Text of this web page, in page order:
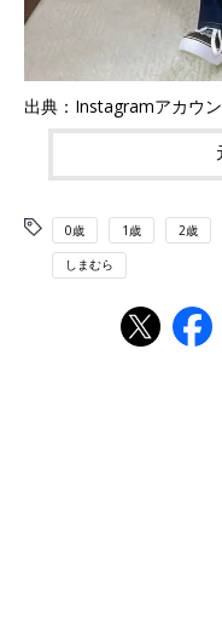
出典：Instagramアカウ
0歳 1歳 2歳
しまむら